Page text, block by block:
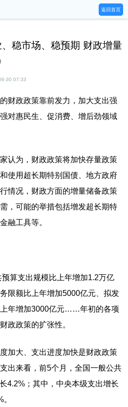
返回首页
稳市场、稳预期 财政增量
30 07:33
政政策靠前发力，加大支出强
对惠民生、促消费、增后劲领域
为，财政政策将加快存量政策
使用超长期特别国债、地方政府
情况，财政方面的增量储备政策
，可能的举措包括增发超长期特
融工具等。
支出规模比上年增加1.2万亿
限额比上年增加5000亿元、拟发
年增加3000亿元……年初的各项
政政策的扩张性。
大、支出进度加快是财政政策
出来看，前5个月，全国一般公共
4.2%；其中，中央本级支出增长